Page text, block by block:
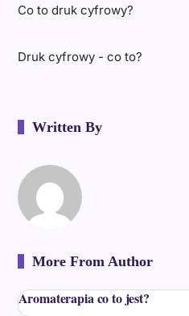
Co to druk cyfrowy?
Druk cyfrowy - co to?
Written By
More From Author
Aromaterapia co to jest?